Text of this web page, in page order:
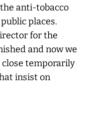
anti-tobacco
places.
for the
and now we
temporarily
insist on